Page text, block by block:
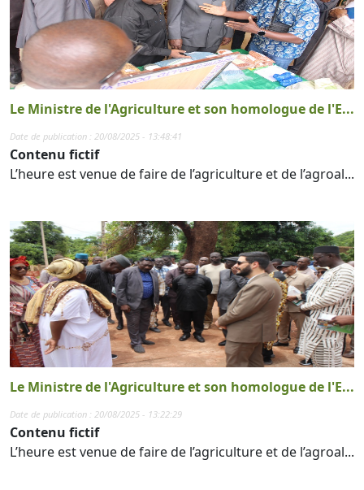
Le Ministre de l'Agriculture et son homologue de l'E...
Date de publication : 20/08/2025 - 13:48:41
Contenu fictif
L’heure est venue de faire de l’agriculture et de l’agroal...
Le Ministre de l'Agriculture et son homologue de l'E...
Date de publication : 20/08/2025 - 13:22:29
Contenu fictif
L’heure est venue de faire de l’agriculture et de l’agroal...